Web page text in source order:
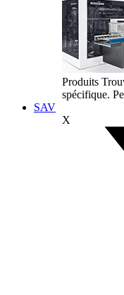
Produits
spécifique.
SAV
X